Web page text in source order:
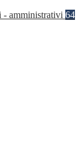
- amministrativi 64